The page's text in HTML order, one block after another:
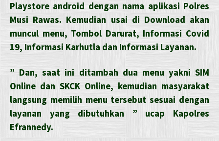
Playstore android dengan nama aplikasi Polres
Musi Rawas. Kemudian usai di Download akan
muncul menu, Tombol Darurat, Informasi Covid
19, Informasi Karhutla dan Informasi Layanan.
” Dan, saat ini ditambah dua menu yakni SIM
Online dan SKCK Online, kemudian masyarakat
langsung memilih menu tersebut sesuai dengan
layanan yang dibutuhkan ” ucap Kapolres
Efrannedy.